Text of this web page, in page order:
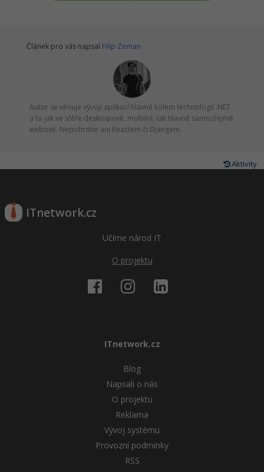
Článek pro vás napsal Filip Zeman
Autor se věnuje vývoji aplikací hlavně kolem technologií .NET
a to jak ve sféře desktopové, mobilní, tak hlavně samozřejmě
webové. Nepohrdne ani Reactem či Djangem.
Aktivity
ITnetwork.cz
Učíme národ IT
O projektu
ITnetwork.cz
Blog
Napsali o nás
O projektu
Reklama
Vývoj systému
Provozní podmínky
RSS